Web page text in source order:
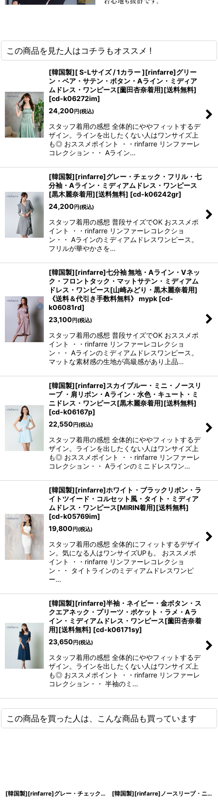
この商品を見た人はコチラもオススメ !
[韓国製][ S-Lサイズ / 1カラー ][rinfarre]グリー
ン・ベア・サテン・ボタン・Aライン・ミディア
ムドレス・ワンピース[薗田杏奈着用][送料無料]
[cd-k06272im]
24,200 円 (税込)
スタッフ着用の感想 全体的にややフィットするデ
ザイン。ラインを出したくない人はワンサイズ上
も◎ おススメポイント ・・rinfarre リンファーレ
コレクション・・ Aライン…
[韓国製][rinfarre]グレー・チェック・フリル・七
分袖・Aライン・ミディアムドレス・ワンピース
[黒木麗奈着用][送料無料] [cd-k06242gr]
24,200 円 (税込)
スタッフ着用の感想 普段サイズでOK おススメポ
イント ・・rinfarre リンファーレコレクショ
ン・・ Aラインのミディアムドレスワンピース。
フリルが華やかさを…
[韓国製][rinfarre]七分袖 無地・Aライン・Vネッ
ク・フロントタック・マットサテン・ミディアム
ドレス・ワンピース[山崎みどり・黒木麗奈着用]
《送料＆代引き手数料無料》 mypk [cd-
k06081rd]
23,100 円 (税込)
スタッフ着用の感想 普段サイズでOK おススメポ
イント ・・rinfarre リンファーレコレクショ
ン・・ Aラインのミディアムドレスワンピース。
マットな素材感の生地が高級感があり上品…
[韓国製][rinfarre]スカイブルー・ミニ・ノースリ
ーブ ・肩リボン・Aライン・水色・キュート・ミ
ニドレス・ワンピース[黒木麗奈着用][送料無料]
[cd-k06167p]
22,550 円 (税込)
スタッフ着用の感想 全体的にややフィットするデ
ザイン。ラインを出したくない人はワンサイズ上
も◎ おススメポイント ・・rinfarre リンファーレ
コレクション・・ Aラインのミニドレスワン…
[韓国製][rinfarre]ホワイト・ブラックリボン・ラ
イトツイード・コルセット風・タイト・ミディア
ムドレス・ワンピース[MIRIN着用][送料無料]
[cd-k05769im]
19,800 円 (税込)
スタッフ着用の感想 全体的にフィットするデザイ
ン。気になる人はワンサイズUPも。 おススメポ
イント ・・rinfarre リンファーレコレクショ
ン・・ タイトラインのミディアムドレスワンピ
ー…
[韓国製][rinfarre]半袖・ネイビー・金ボタン・ス
クエアネック・プリーツ・ポケット・ラメ・Aラ
イン・ミディアムドレス・ワンピース[薗田杏奈着
用][送料無料] [cd-k06171sy]
23,650 円 (税込)
スタッフ着用の感想 全体的にややフィットするデ
ザイン。ラインを出したくない人はワンサイズ上
も◎ おススメポイント ・・rinfarre リンファーレ
コレクション・・ 半袖のミ…
この商品を買った人は、こんな商品も買っています
[韓国製][rinfarre]グレー・チェック・フリル・七分袖・Aライン・ミディアムドレス・ワンピース[黒木麗奈着用][送料無料] [韓国製][rinfarre]ノースリーブ・ニット・シンプル・ストレッチ・タイト・ミディアムドレス・ワンピース[黒木麗奈着用][送料無料]